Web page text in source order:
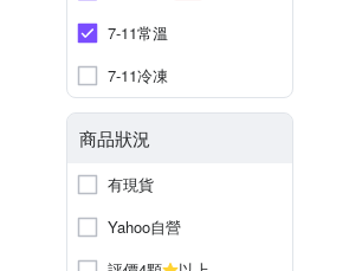
7-11常溫
7-11冷凍
商品狀況
有現貨
Yahoo自營